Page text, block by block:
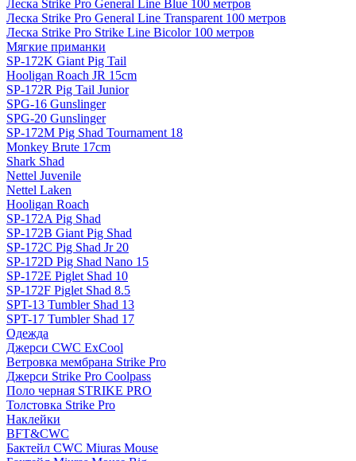
Леска Strike Pro General Line Blue 100 метров
Леска Strike Pro General Line Transparent 100 метров
Леска Strike Pro Strike Line Bicolor 100 метров
Мягкие приманки
SP-172K Giant Pig Tail
Hooligan Roach JR 15cm
SP-172R Pig Tail Junior
SPG-16 Gunslinger
SPG-20 Gunslinger
SP-172M Pig Shad Tournament 18
Monkey Brute 17cm
Shark Shad
Nettel Juvenile
Nettel Laken
Hooligan Roach
SP-172A Pig Shad
SP-172B Giant Pig Shad
SP-172C Pig Shad Jr 20
SP-172D Pig Shad Nano 15
SP-172E Piglet Shad 10
SP-172F Piglet Shad 8.5
SPT-13 Tumbler Shad 13
SPT-17 Tumbler Shad 17
Одежда
Джерси CWC ExCool
Ветровка мембрана Strike Pro
Джерси Strike Pro Coolpass
Поло черная STRIKE PRO
Толстовка Strike Pro
Наклейки
BFT&CWC
Бактейл CWC Miuras Mouse